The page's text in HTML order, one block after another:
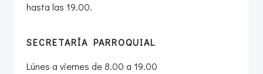
hasta las 19.00.
SECRETARÍA PARROQUIAL
Lúnes a viernes de 8.00 a 19.00